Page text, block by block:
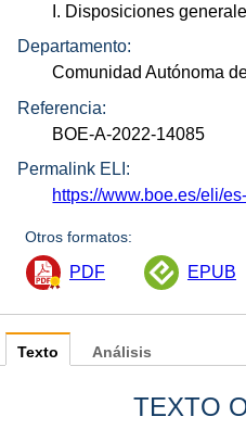
I. Disposiciones
Departamento:
Comunidad Autónoma
Referencia:
BOE-A-2022-14085
Permalink ELI:
https://www.boe.es/eli/
Otros formatos:
PDF EPUB
Texto
TEXTO
Análisis